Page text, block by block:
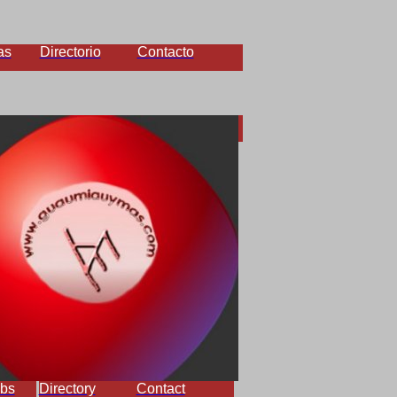
Directorio Contacto
Directory Contact